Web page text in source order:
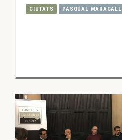
CIUTATS PASQUAL MARAGALL